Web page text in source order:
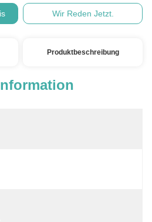
Wir Reden Jetzt.
Produktbeschreibung